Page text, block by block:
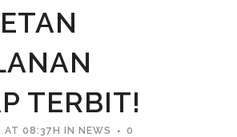
TERBIT!
AT 08:37H IN NEWS
0